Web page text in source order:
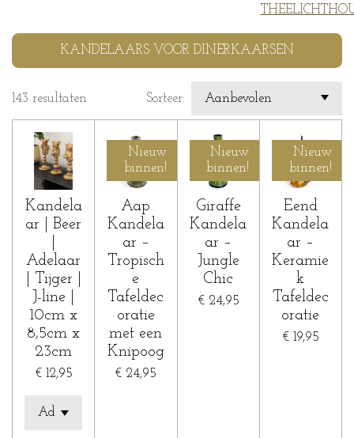
KANDELAARS VOOR DINERKAARSEN
143 resultaten Sorteer:
Kandela
ar | Beer
Adelaar
| Tijger |
J-line |
10cm x
8,5cm x
23cm
€ 12,95
Nieuw
binnen!
Aap
Kandela
ar –
Tropisch
e
Tafeldec
oratie
met een
Knipoog
€ 24,95
Nieuw
binnen!
Giraffe
Kandela
ar –
Jungle
Chic
€ 24,95
Nieuw
binnen!
Eend
Kandela
ar –
Keramie
k
Tafeldec
oratie
€ 19,95